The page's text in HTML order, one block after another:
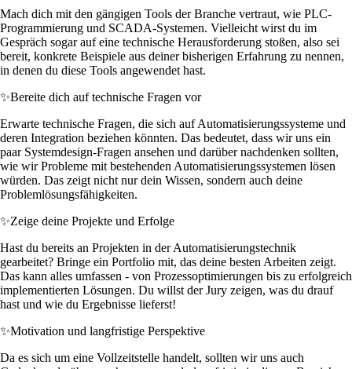
Mach dich mit den gängigen Tools der Branche vertraut, wie PLC-
Programmierung und SCADA-Systemen. Vielleicht wirst du im
Gespräch sogar auf eine technische Herausforderung stoßen, also sei
bereit, konkrete Beispiele aus deiner bisherigen Erfahrung zu nennen,
in denen du diese Tools angewendet hast.
✨Bereite dich auf technische Fragen vor
Erwarte technische Fragen, die sich auf Automatisierungssysteme und
deren Integration beziehen könnten. Das bedeutet, dass wir uns ein
paar Systemdesign-Fragen ansehen und darüber nachdenken sollten,
wie wir Probleme mit bestehenden Automatisierungssystemen lösen
würden. Das zeigt nicht nur dein Wissen, sondern auch deine
Problemlösungsfähigkeiten.
✨Zeige deine Projekte und Erfolge
Hast du bereits an Projekten in der Automatisierungstechnik
gearbeitet? Bringe ein Portfolio mit, das deine besten Arbeiten zeigt.
Das kann alles umfassen - von Prozessoptimierungen bis zu erfolgreich
implementierten Lösungen. Du willst der Jury zeigen, was du drauf
hast und wie du Ergebnisse lieferst!
✨Motivation und langfristige Perspektive
Da es sich um eine Vollzeitstelle handelt, sollten wir uns auch